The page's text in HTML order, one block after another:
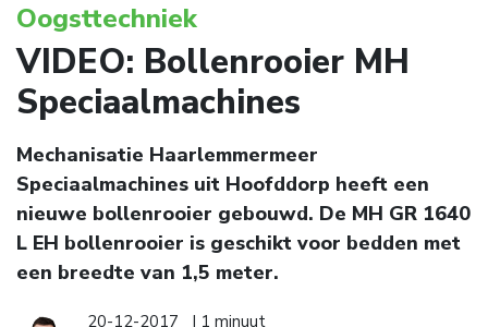
Oogsttechniek
VIDEO: Bollenrooier MH
Speciaalmachines
Mechanisatie Haarlemmermeer
Speciaalmachines uit Hoofddorp heeft een
nieuwe bollenrooier gebouwd. De MH GR 1640
L EH bollenrooier is geschikt voor bedden met
een breedte van 1,5 meter.
20-12-2017 | 1 minuut